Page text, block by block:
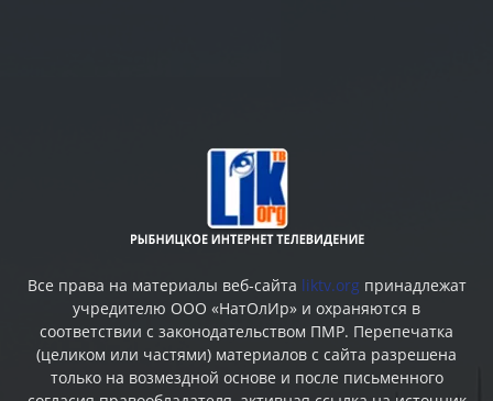
Все права на материалы веб-сайта liktv.org принадлежат
учредителю ООО «НатОлИр» и охраняются в
соответствии с законодательством ПМР. Перепечатка
(целиком или частями) материалов c сайта разрешена
только на возмездной основе и после письменного